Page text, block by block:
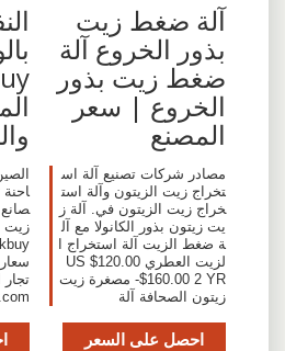
آلة ضغط زيت
بذور الخروع آلة
ضغط زيت بذور
الخروع | سعر
المصنع
مصادر شركات تصنيع آلة اس
تخراج زيت الزيتون وآلة است
خراج زيت الزيتون في. آلة ز
يت زيتون بذور الكانولا مع آل
ة ضغط الزيت آلة استخراج ا
لزيت العطري US $120.00
-$160.00 2 YR مصغرة زيت
زيتون الصحافة آلة
احصل على السعر
صانع